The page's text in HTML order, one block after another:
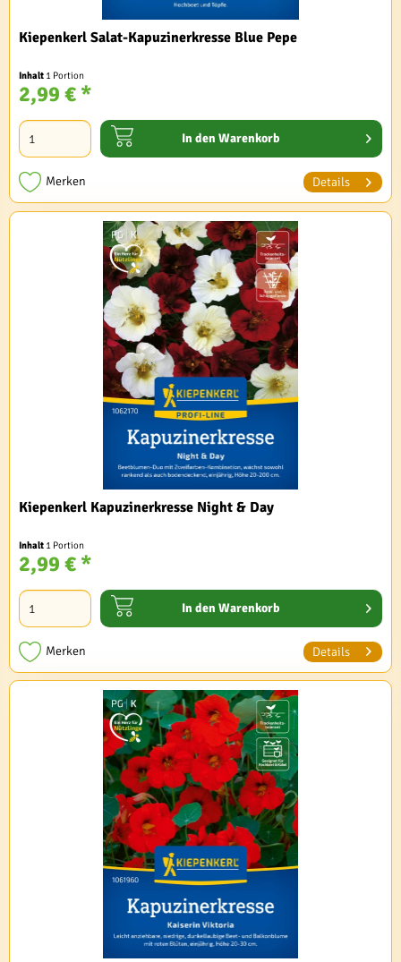
Kiepenkerl Salat-Kapuzinerkresse Blue Pepe
Inhalt 1 Portion
2,99 € *
In den Warenkorb
Merken Details
Kiepenkerl Kapuzinerkresse Night & Day
Inhalt 1 Portion
2,99 € *
In den Warenkorb
Merken Details